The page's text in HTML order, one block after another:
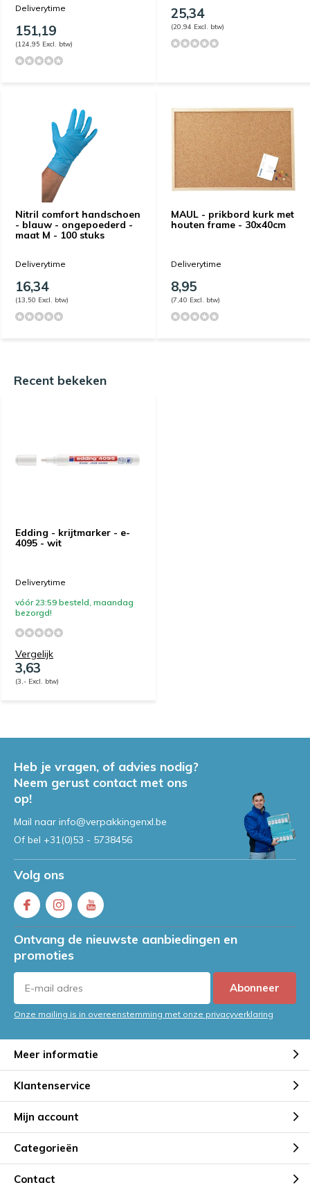
Deliverytime
151,19
(124,95 Excl. btw)
25,34
(20,94 Excl. btw)
Nitril comfort handschoen
- blauw - ongepoederd -
maat M - 100 stuks
Deliverytime
16,34
(13,50 Excl. btw)
MAUL - prikbord kurk met
houten frame - 30x40cm
Deliverytime
8,95
(7,40 Excl. btw)
Recent bekeken
Edding - krijtmarker - e-
4095 - wit
Deliverytime
vóór 23:59 besteld, maandag
bezorgd!
Vergelijk
3,63
(3,- Excl. btw)
Heb je vragen, of advies nodig?
Neem gerust contact met ons
op!
Mail naar info@verpakkingenxl.be
Of bel +31(0)53 - 5738456
Volg ons
Ontvang de nieuwste aanbiedingen en
promoties
Abonneer
Onze mailing is in overeenstemming met onze privacyverklaring
Meer informatie
Klantenservice
Mijn account
Categorieën
Contact